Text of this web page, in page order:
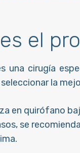
el
una cirugía
la
en quirófano
se